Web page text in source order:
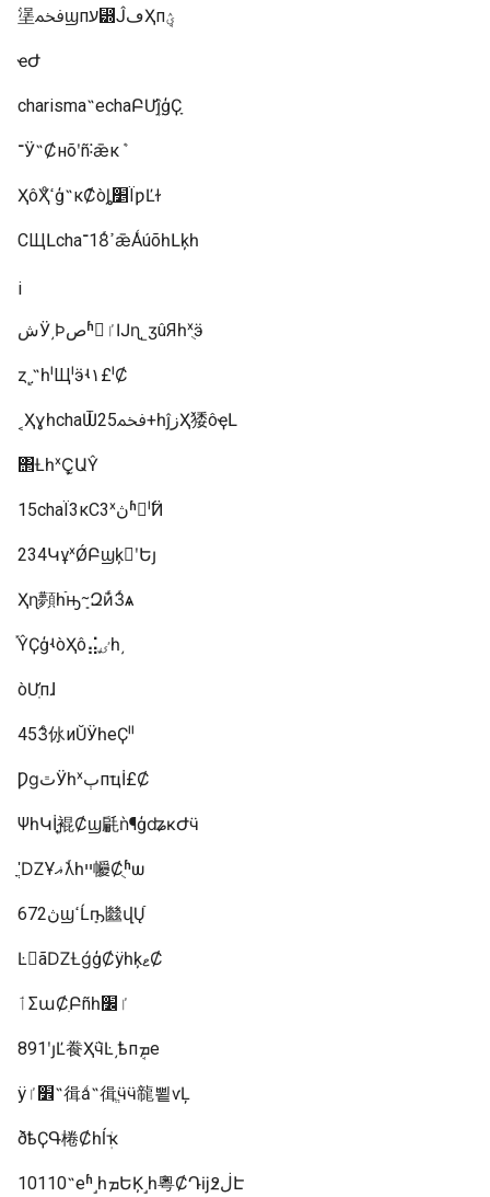
塣ﵽϣпע⵽ĴڡҲпܱؽ
ҽԺ
charisma˵еchaԲƯܹĵģҪָ
־Ӱ˵Ȼнõʹñ˸ǣкܶ
ҲôҲͦߵģ˵кܶȻòȴ׵ΪƿĽɫ
СЩԼchaߴ18ͬ־ǣǺúõһԼķһ
¡
شӰ͵Ϸصʱ򣬸ٵĲɳ˾ӡûЯһˣֻӭ
ȥ˻֣˵һˡЩˡӭʵ۱£ˡȻ
˱ҲɣһchaѾﵽ25+һĵزҲ㹻ôҿԼ
΢ȽһˣҪ̫ԱŶ
15chaΪ3κС3ˣڽʱ򡭡ˡ߱Ӥ
234ԿұˣǾԲϣķ򡣼ʹԵȷ
Ҳɳ顭һֿԣܻᱻԶӣͬ3ͬѧ
֡ŶҪģʵòҲô⣬ٸ֪һ͵
òƯӣֽпɺ
453ͨ㲻иŬӰһеҪˡˡ
ǷɡٿӰһˣٻпҵİ£Ȼ
ΨһԿܾİְ֣裩Ȼϣ㲢ǹ¶ģʥĸԺӵ
ʹֳǱҰޣλͬһײ㡪Ȼֻʱѡ
672ڽϣߵĹܻҧ㡭վŲֿ
Ŀ򡣲ãǱȽǵģȻÿһķޱȻ
ӣٲΣաȻִԲñһٵ׼
891ʹȷĽ飬ҲܵӵĿ͵ѣпܱܡе
ÿ׾ٵ˵㣬ǻ˵㣬ֱӵӵ㡣뾭ѵĻ
ðѣҪԳ棬Ȼһĺܲҡ
10110˵еʱ˼һܡԵĶ˼һ粵ȻԴĳ߶ڶԷ